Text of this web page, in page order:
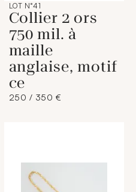
LOT N°41
Collier 2 ors
750 mil. à
maille
anglaise, motif
ce
250 / 350 €